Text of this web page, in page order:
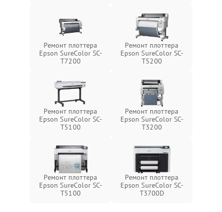
Ремонт плоттера
Epson SureColor SC-
T7200
Ремонт плоттера
Epson SureColor SC-
T5200
Ремонт плоттера
Epson SureColor SC-
T5100
Ремонт плоттера
Epson SureColor SC-
T3200
Ремонт плоттера
Epson SureColor SC-
T5100
Ремонт плоттера
Epson SureColor SC-
T3700D